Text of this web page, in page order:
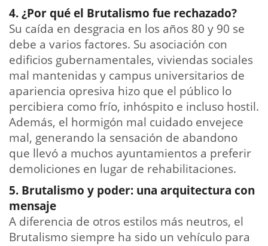
4. ¿Por qué el Brutalismo fue rechazado?
Su caída en desgracia en los años 80 y 90 se
debe a varios factores. Su asociación con
edificios gubernamentales, viviendas sociales
mal mantenidas y campus universitarios de
apariencia opresiva hizo que el público lo
percibiera como frío, inhóspito e incluso hostil.
Además, el hormigón mal cuidado envejece
mal, generando la sensación de abandono
que llevó a muchos ayuntamientos a preferir
demoliciones en lugar de rehabilitaciones.
5. Brutalismo y poder: una arquitectura con
mensaje
A diferencia de otros estilos más neutros, el
Brutalismo siempre ha sido un vehículo para